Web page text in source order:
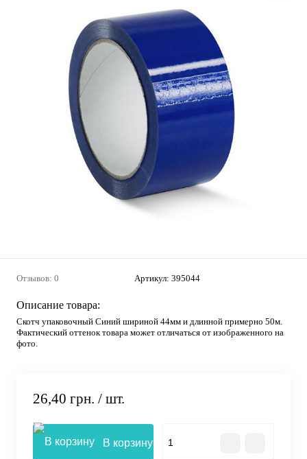
Отзывов: 0 Артикул: 395044
Описание товара:
Скотч упаковочный Синий шириной 44мм и длинной примерно 50м.
Фактический оттенок товара может отличаться от изображенного на
фото.
26,40 грн. / шт.
В корзину